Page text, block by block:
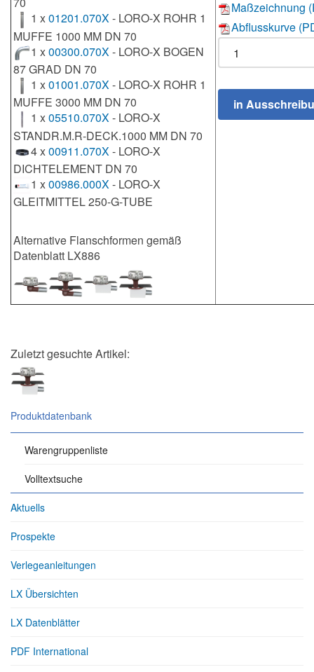
1 x01201.070X- LORO-X ROHR 1
MUFFE 1000 MM DN 70
1 x00300.070X- LORO-X BOGEN
87 GRAD DN 70
1 x01001.070X- LORO-X ROHR 1
MUFFE 3000 MM DN 70
1 x05510.070X- LORO-X
STANDR.M.R-DECK.1000 MM DN 70
4 x00911.070X - LORO-X
DICHTELEMENT DN 70
1 x00986.000X- LORO-X
GLEITMITTEL 250-G-TUBE
Alternative Flanschformen gemäß
Datenblatt LX886
Maßzeichnung
Abflusskurve
Zuletzt gesuchte Artikel:
Produktdatenbank
Warengruppenliste
Volltextsuche
Aktuells
Prospekte
Verlegeanleitungen
LX Übersichten
LX Datenblätter
PDF International